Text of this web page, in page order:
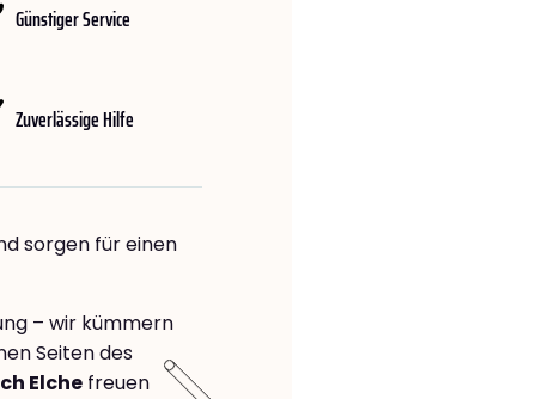
Günstiger Service
Zuverlässige Hilfe
sorgen für einen
– wir kümmern
Seiten des
Elche freuen